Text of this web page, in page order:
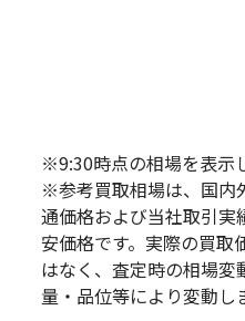
※9:30時点の相場を表示
※参考買取相場は、国内
通価格および当社取引実
安価格です。実際の買取
はなく、査定時の相場
量・品位等により変動し